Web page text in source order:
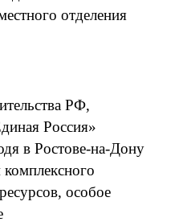
отделения
РФ,
Россия»
в Ростове-на-Дону
особое